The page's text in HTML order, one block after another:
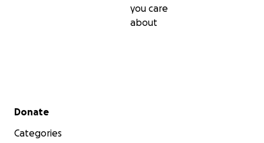
you care
about
Secondary menu
Donate
Categories